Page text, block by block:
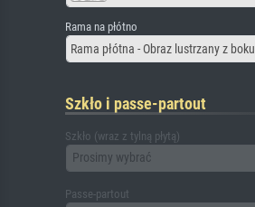
Rama na płótno
Rama płótna - Obraz lustrzany z boku
Szkło i passe-partout
Szkło (wraz z tylną płytą)
Prosimy wybrać
Passe-partout